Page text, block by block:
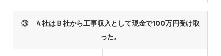
③ Ａ社はＢ社から工事収入として現金で100万円受け取
った。